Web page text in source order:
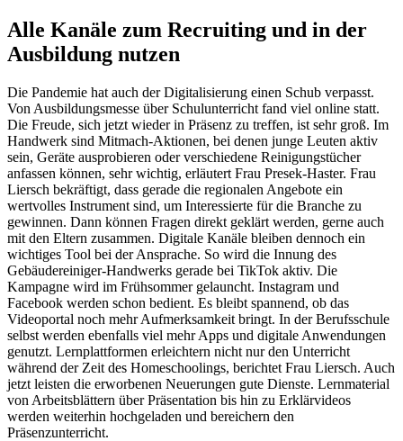
Alle Kanäle zum Recruiting und in der
Ausbildung nutzen
Die Pandemie hat auch der Digitalisierung einen Schub verpasst.
Von Ausbildungsmesse über Schulunterricht fand viel online statt.
Die Freude, sich jetzt wieder in Präsenz zu treffen, ist sehr groß. Im
Handwerk sind Mitmach-Aktionen, bei denen junge Leuten aktiv
sein, Geräte ausprobieren oder verschiedene Reinigungstücher
anfassen können, sehr wichtig, erläutert Frau Presek-Haster. Frau
Liersch bekräftigt, dass gerade die regionalen Angebote ein
wertvolles Instrument sind, um Interessierte für die Branche zu
gewinnen. Dann können Fragen direkt geklärt werden, gerne auch
mit den Eltern zusammen. Digitale Kanäle bleiben dennoch ein
wichtiges Tool bei der Ansprache. So wird die Innung des
Gebäudereiniger-Handwerks gerade bei TikTok aktiv. Die
Kampagne wird im Frühsommer gelauncht. Instagram und
Facebook werden schon bedient. Es bleibt spannend, ob das
Videoportal noch mehr Aufmerksamkeit bringt. In der Berufsschule
selbst werden ebenfalls viel mehr Apps und digitale Anwendungen
genutzt. Lernplattformen erleichtern nicht nur den Unterricht
während der Zeit des Homeschoolings, berichtet Frau Liersch. Auch
jetzt leisten die erworbenen Neuerungen gute Dienste. Lernmaterial
von Arbeitsblättern über Präsentation bis hin zu Erklärvideos
werden weiterhin hochgeladen und bereichern den
Präsenzunterricht.